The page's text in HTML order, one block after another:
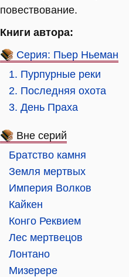
повествование.
Книги автора:
Серия: Пьер Ньеман
1. Пурпурные реки
2. Последняя охота
3. День Праха
Вне серий
Братство камня
Земля мертвых
Империя Волков
Кайкен
Конго Реквием
Лес мертвецов
Лонтано
Мизерере